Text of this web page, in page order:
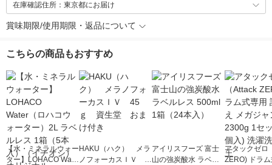
在庫確認住所：東京都にお届け
賞味期限/使用期限・返品について
こちらの商品もおすすめ
【水・ミネラルウォー
ター】LOHACO Wate
HAKU（ハク） メラ
ノフォーカスＩＶ 4
アイリスフーズ 富士
山の強炭酸水 ラベル
アタックゼロ
ZERO) ドラ